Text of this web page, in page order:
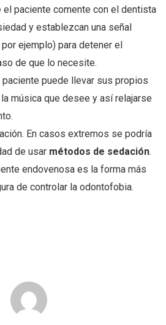
el paciente comente con el dentista
y establezcan una señal
por ejemplo) para detener el
de que lo necesite.
paciente puede llevar sus propios
música que desee y así relajarse
En casos extremos se podría
de usar métodos de sedación.
endovenosa es la forma más
de controlar la odontofobia.